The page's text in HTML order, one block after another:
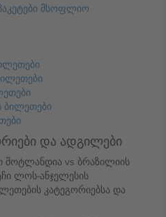
მსოფლიო
ბილეთები
და ადგილები
შოტლანდია vs ბრაზილიის
ლოს-ანჯელესის
კატეგორიებსა და